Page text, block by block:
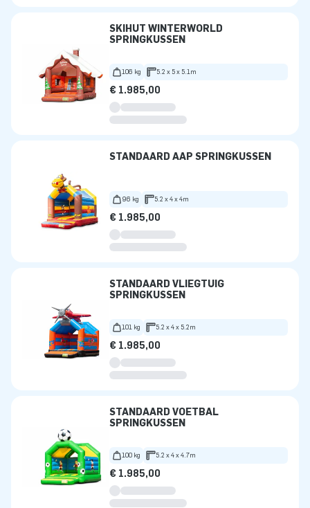
SKIHUT WINTERWORLD
SPRINGKUSSEN
106 kg 5.2 x 5 x 5.1m
€ 1.985,00
STANDAARD AAP SPRINGKUSSEN
96 kg 5.2 x 4 x 4m
€ 1.985,00
STANDAARD VLIEGTUIG
SPRINGKUSSEN
101 kg 5.2 x 4 x 5.2m
€ 1.985,00
STANDAARD VOETBAL
SPRINGKUSSEN
100 kg 5.2 x 4 x 4.7m
€ 1.985,00